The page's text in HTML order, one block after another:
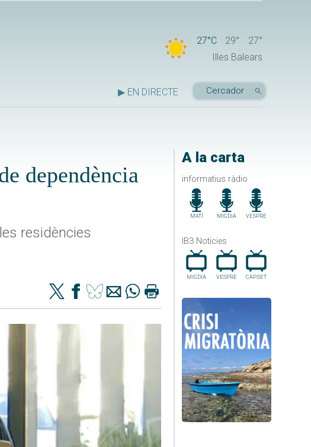
27°C 29°
27°
Illes Balears
▶ EN DIRECTE
A la carta
informatius ràdio
MATÍ MIGDIA VESPRE
IB3 Noticies
MIGDIA VESPRE CAP.SET
dependència
residències